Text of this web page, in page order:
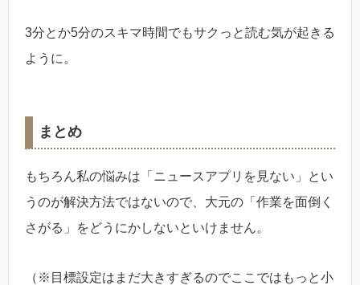
3分とか5分のスキマ時間でもサクっと読む気が起きる
ように。
まとめ
もちろん私の悩みは「ニュースアプリを見ない」とい
うのが解決方法ではないので、大元の「作業を面倒く
さがる」をどうにかしないといけません。
（※目標設定はまだ大きすぎるのでここではもっと小